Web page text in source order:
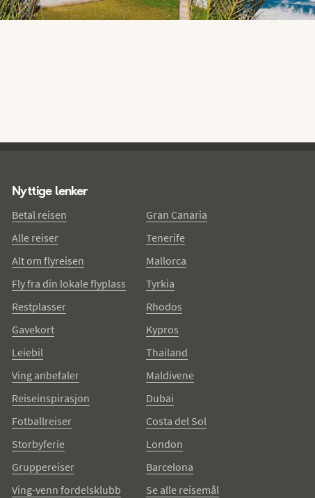
Nyttige lenker
Betal reisen
Alle reiser
Alt om flyreisen
Fly fra din lokale flyplass
Restplasser
Gavekort
Leiebil
Ving anbefaler
Reiseinspirasjon
Fotballreiser
Storbyferie
Gruppereiser
Ving-venn fordelsklubb
Gran Canaria
Tenerife
Mallorca
Tyrkia
Rhodos
Kypros
Thailand
Maldivene
Dubai
Costa del Sol
London
Barcelona
Se alle reisemål